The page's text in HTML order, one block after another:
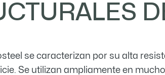
se caracterizan por su alta
Se utilizan ampliamente en